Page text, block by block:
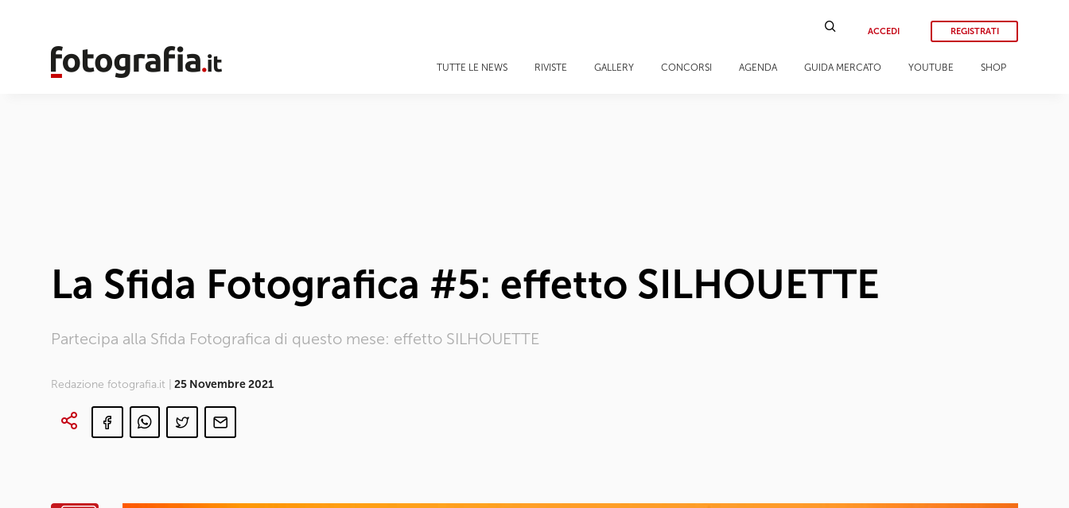
ACCEDI REGISTRATI
TUTTE LE NEWS RIVISTE GALLERY CONCORSI AGENDA GUIDA MERCATO YOUTUBE SHOP
La Sfida Fotografica #5: effetto SILHOUETTE
Partecipa alla Sfida Fotografica di questo mese: effetto SILHOUETTE
Redazione fotografia.it | 25 Novembre 2021